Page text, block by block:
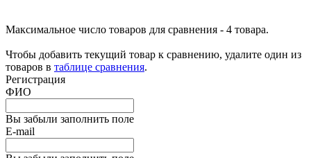
Максимальное число товаров для сравнения - 4 товара.
Чтобы добавить текущий товар к сравнению, удалите один из
товаров в таблице сравнения.
Регистрация
ФИО
Вы забыли заполнить поле
E-mail